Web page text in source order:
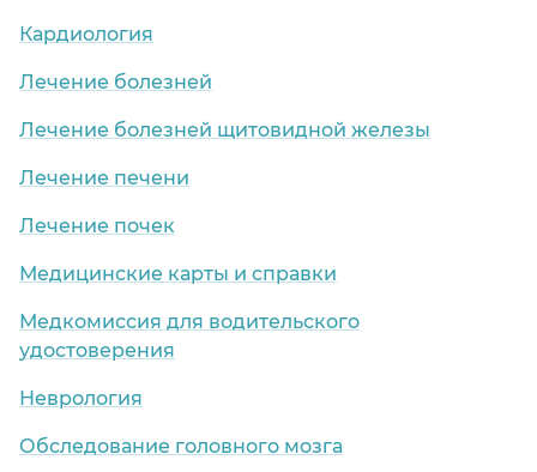
Кардиология
Лечение болезней
Лечение болезней щитовидной железы
Лечение печени
Лечение почек
Медицинские карты и справки
Медкомиссия для водительского
удостоверения
Неврология
Обследование головного мозга